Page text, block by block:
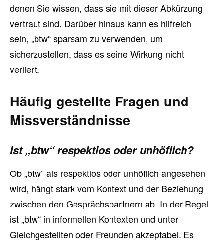
denen Sie wissen, dass sie mit dieser Abkürzung
vertraut sind. Darüber hinaus kann es hilfreich
sein, „btw“ sparsam zu verwenden, um
sicherzustellen, dass es seine Wirkung nicht
verliert.
Häufig gestellte Fragen und
Missverständnisse
Ist „btw“ respektlos oder unhöflich?
Ob „btw“ als respektlos oder unhöflich angesehen
wird, hängt stark vom Kontext und der Beziehung
zwischen den Gesprächspartnern ab. In der Regel
ist „btw“ in informellen Kontexten und unter
Gleichgestellten oder Freunden akzeptabel. Es